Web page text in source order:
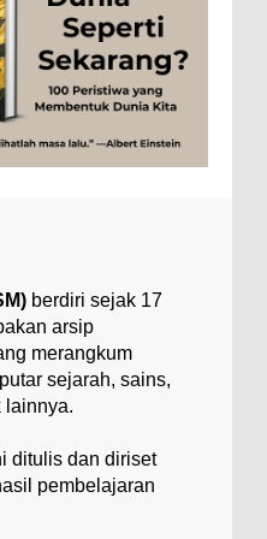
Ini adalah catatan penutup
sebelumnya ( Judi Togel
dan Tidak Ada ...
Impurities?
Golgi?
Badan Golgi (disebut
kompleks Golgi, atau
yang dikaitkan
benar Ada?
orang percaya UFO
ada. Manakah yang
berdiri sejak 17
arsip
merangkum
sejarah, sains,
lainnya.
ditulis dan diriset
pembelajaran